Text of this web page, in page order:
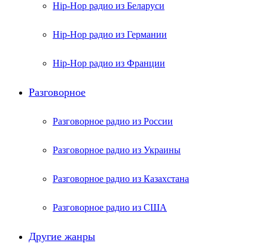
Hip-Hop радио из Беларуси
Hip-Hop радио из Германии
Hip-Hop радио из Франции
Разговорное
Разговорное радио из России
Разговорное радио из Украины
Разговорное радио из Казахстана
Разговорное радио из США
Другие жанры